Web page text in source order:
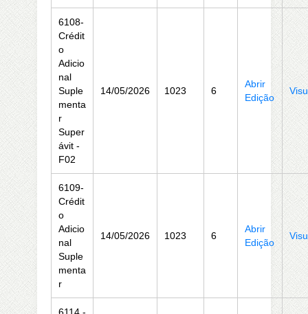
6108-
Crédit
o
Adicio
nal
Suple
menta
r
Super
ávit -
F02
14/05/2026 1023 6
Abrir
Edição
6109-
Crédit
o
Adicio
nal
Suple
menta
r
14/05/2026 1023 6
Abrir
Edição